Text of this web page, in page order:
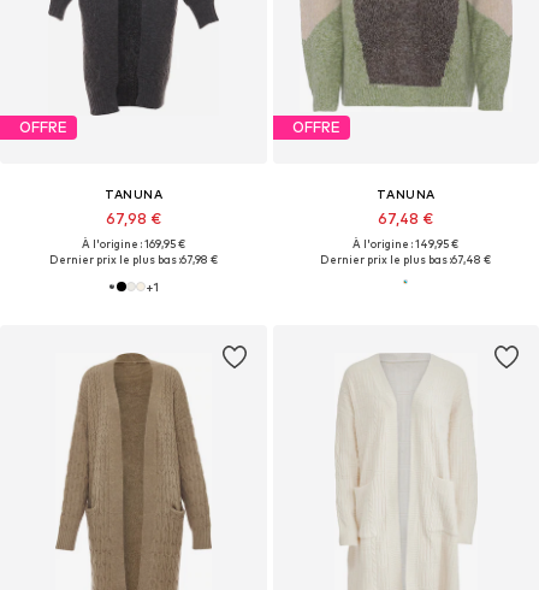
OFFRE
TANUNA
67,98 €
À l'origine : 169,95 €
Dernier prix le plus bas :67,98 €
+1
OFFRE
TANUNA
67,48 €
À l'origine : 149,95 €
Dernier prix le plus bas :67,48 €